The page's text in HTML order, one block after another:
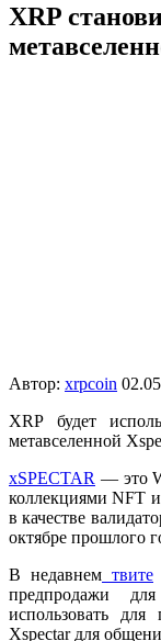
XRP
Автор: xrpcoin
XRP будет
метавселенной
xSPECTAR — это
коллекциями NFT
в качестве
октябре прошлого
В недавнем твите
предпродажи
использовать
Xspectar для